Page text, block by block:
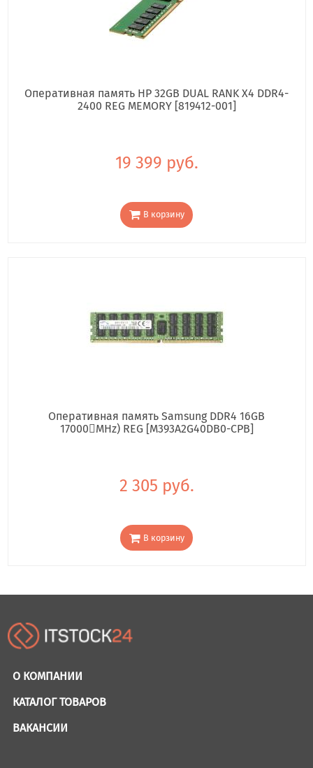
Оперативная память HP 32GB DUAL RANK X4 DDR4-
2400 REG MEMORY [819412-001]
19 399 руб.
В корзину
Оперативная память Samsung DDR4 16GB
17000񢋕MHz) REG [M393A2G40DB0-CPB]
2 305 руб.
В корзину
О КОМПАНИИ
КАТАЛОГ ТОВАРОВ
ВАКАНСИИ